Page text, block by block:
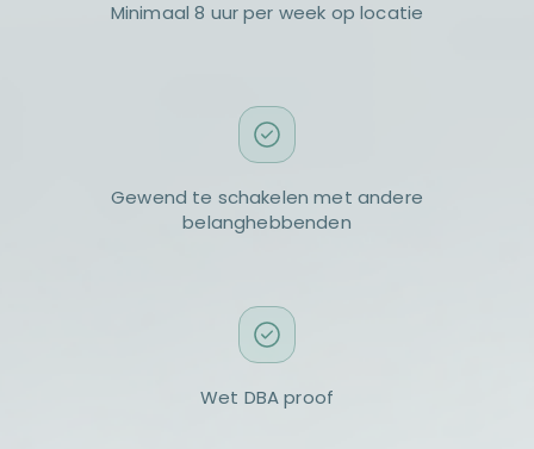
Minimaal 8 uur per week op locatie
Gewend te schakelen met andere
belanghebbenden
Wet DBA proof